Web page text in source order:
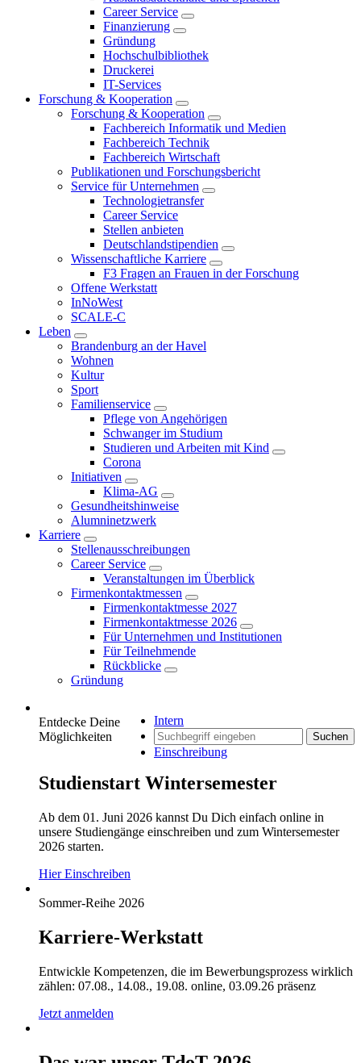
Career Service
Finanzierung
Gründung
Hochschulbibliothek
Druckerei
IT-Services
Forschung & Kooperation
Forschung & Kooperation
Fachbereich Informatik und Medien
Fachbereich Technik
Fachbereich Wirtschaft
Publikationen und Forschungsbericht
Service für Unternehmen
Technologietransfer
Career Service
Stellen anbieten
Deutschlandstipendien
Wissenschaftliche Karriere
F3 Fragen an Frauen in der Forschung
Offene Werkstatt
InNoWest
SCALE-C
Leben
Brandenburg an der Havel
Wohnen
Kultur
Sport
Familienservice
Pflege von Angehörigen
Schwanger im Studium
Studieren und Arbeiten mit Kind
Corona
Initiativen
Klima-AG
Gesundheitshinweise
Alumninetzwerk
Karriere
Stellenausschreibungen
Career Service
Veranstaltungen im Überblick
Firmenkontaktmessen
Firmenkontaktmesse 2027
Firmenkontaktmesse 2026
Für Unternehmen und Institutionen
Für Teilnehmende
Rückblicke
Gründung
Intern
Suchen
Einschreibung
Entdecke Deine
Möglichkeiten
Studienstart Wintersemester
Ab dem 01. Juni 2026 kannst Du Dich einfach online in
unsere Studiengänge einschreiben und zum Wintersemester
2026 starten.
Hier Einschreiben
Sommer-Reihe 2026
Karriere-Werkstatt
Entwickle Kompetenzen, die im Bewerbungsprozess wirklich
zählen: 07.08., 14.08., 19.08. online, 03.09.26 präsenz
Jetzt anmelden